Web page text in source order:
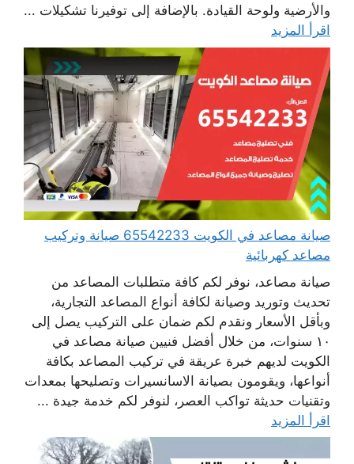
والأرضية ولوحة القيادة. بالإضافة إلى توفيرنا تشكيلات ...
اقرأ المزيد
صيانة مصاعد في الكويت 65542233 صيانة وتركيب
مصاعد كهربائية
صيانة مصاعد، نوفر لكم كافة متطلبات المصاعد من
تحديث وتوريد وصيانة لكافة أنواع المصاعد التجارية،
وبأقل الأسعار ونقدم لكم ضمان على التركيب يصل إلى
١٠ سنوات، من خلال أفضل فنيين صيانة مصاعد في
الكويت لديهم خبرة عريقة في تركيب المصاعد بكافة
أنواعها، ويقومون بصيانة الاسانسيرات وتصليحها بمعدات
وتقنيات حديثة تواكب العصر، لنوفر لكم خدمة جيدة ...
اقرأ المزيد